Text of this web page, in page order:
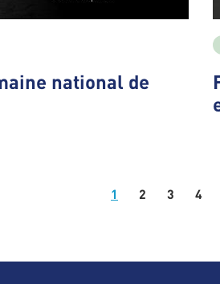
national de
1 2 3 4